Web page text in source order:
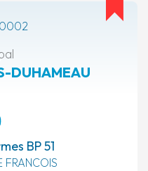
DUHAMEAU
BP 51
FRANCOIS